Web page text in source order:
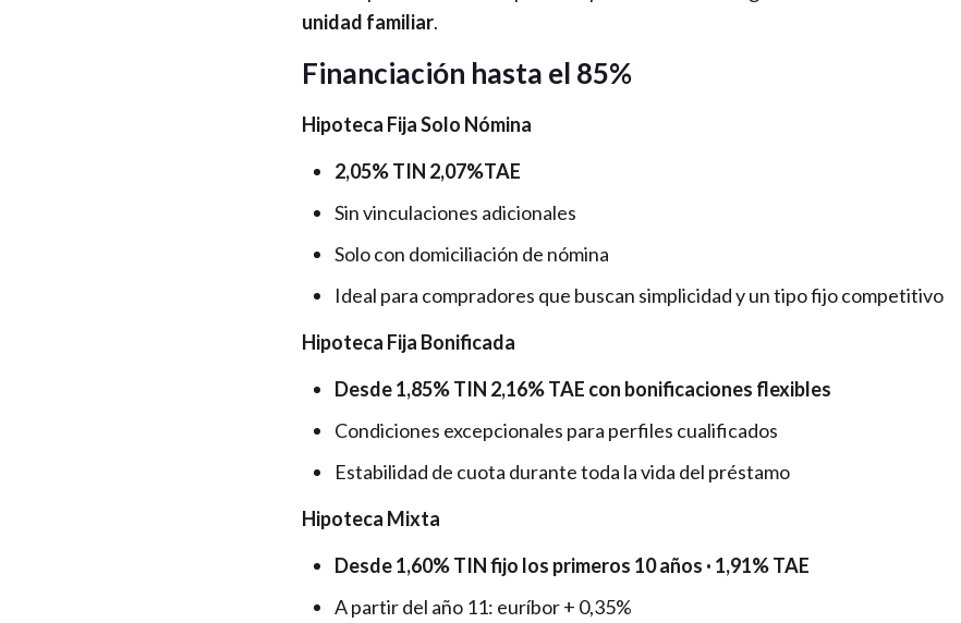
unidad familiar.
Financiación hasta el 85%
Hipoteca Fija Solo Nómina
2,05% TIN 2,07%TAE
Sin vinculaciones adicionales
Solo con domiciliación de nómina
Ideal para compradores que buscan simplicidad y un tipo fijo competitivo
Hipoteca Fija Bonificada
Desde 1,85% TIN 2,16% TAE con bonificaciones flexibles
Condiciones excepcionales para perfiles cualificados
Estabilidad de cuota durante toda la vida del préstamo
Hipoteca Mixta
Desde 1,60% TIN fijo los primeros 10 años · 1,91% TAE
A partir del año 11: euríbor + 0,35%